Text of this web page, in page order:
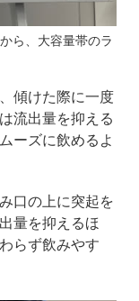
ら、大容量帯のラ
傾けた際に一度
流出量を抑える
ーズに飲めるよ
口の上に突起を
量を抑えるほ
らず飲みやす